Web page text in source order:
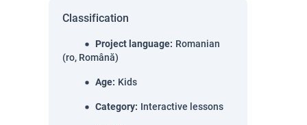
Classification
Project language: Romanian
(ro, Română)
Age: Kids
Category: Interactive lessons